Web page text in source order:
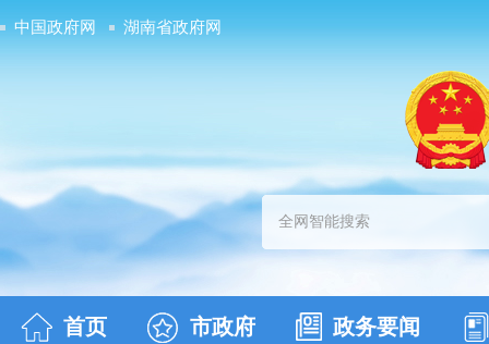
中国政府网 湖南省政府网
首页 市政府 政务要闻